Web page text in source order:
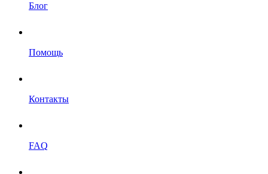
Блог
Помощь
Контакты
FAQ